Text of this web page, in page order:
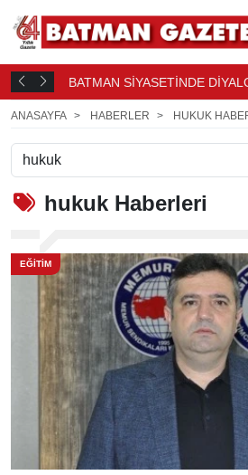
ÖNCE BATMAN SİYASETİNDE
ANASAYFA HABERLER HUKUK
hukukHaberleri
EĞİTİM